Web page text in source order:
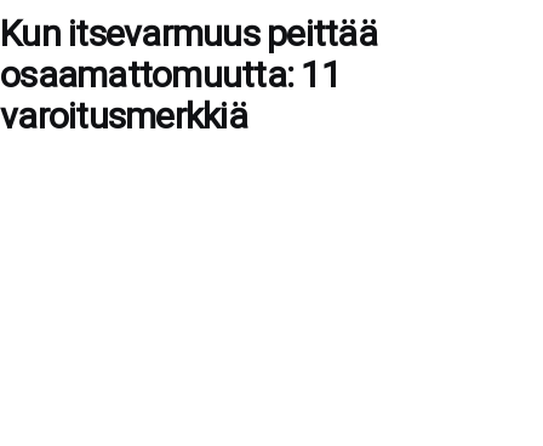
Kun itsevarmuus peittää
osaamattomuutta: 11
varoitusmerkkiä